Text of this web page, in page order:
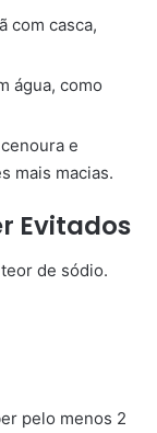
com casca,
água, como
e
mais macias.
Evitados
de sódio.
pelo menos 2